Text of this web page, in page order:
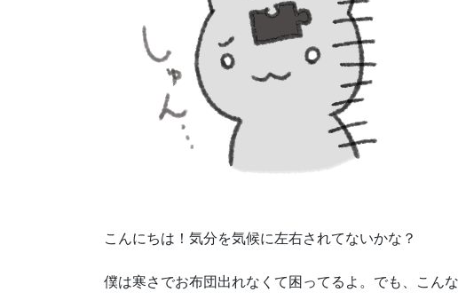
こんにちは！気分を気候に左右されてないかな？
僕は寒さでお布団出れなくて困ってるよ。でも、こん